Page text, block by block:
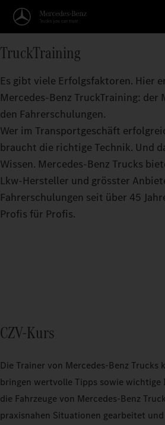
TruckTraining
Es gibt viele Erfolgsfaktoren. Hier
Mercedes-Benz TruckTraining: der
den Fahrerschulungen.
Wer im Transportgeschäft
braucht die richtige Technik. Und
Wissen. Mercedes‑Benz Trucks
Lkw-Hersteller und grösster
Fahrerschulungen seit über 45
Profis für Profis.
CZV-Kurs
Die Trainer von Mercedes‑Benz Trucks
bringen wertvolle Tipps sowie
die Fahrzeuge von Mercedes‑Benz
praxisnahen Situationen gearbeitet